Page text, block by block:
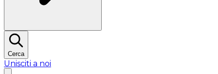
Cerca
Unisciti a noi